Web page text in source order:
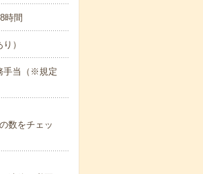
時間
）
手当（※規定
数をチェッ